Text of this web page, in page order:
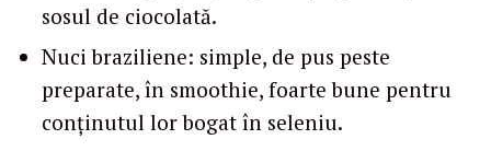
sosul de ciocolată.
Nuci braziliene: simple, de pus peste
preparate, în smoothie, foarte bune pentru
conținutul lor bogat în seleniu.